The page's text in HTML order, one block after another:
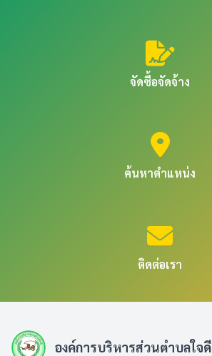
จัดซื้อจัดจ้าง
ค้นหาตำแหน่ง
ติดต่อเรา
องค์การบริหารส่วนตำบลใจดี